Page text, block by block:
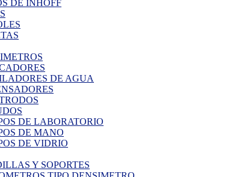
DE INHOFF
DE AGUA
DE LABORATORIO
DE MANO
DE VIDRIO
Y SOPORTES